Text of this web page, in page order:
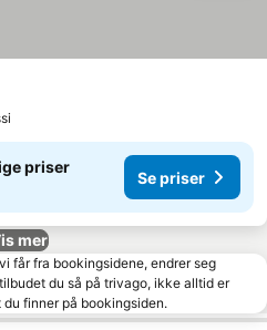
priser
Se priser
mer
får fra bookingsidene, endrer seg
du så på trivago, ikke alltid er
finner på bookingsiden.